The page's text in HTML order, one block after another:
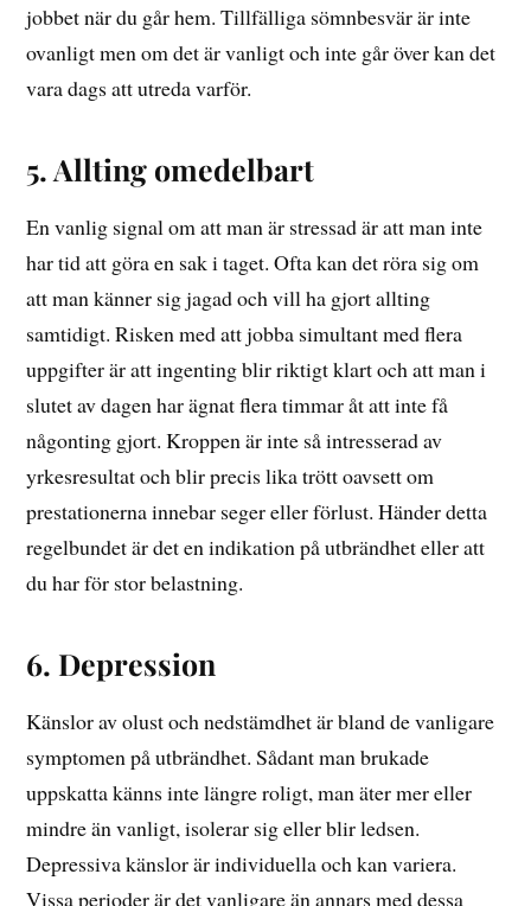
jobbet när du går hem. Tillfälliga sömnbesvär är inte
ovanligt men om det är vanligt och inte går över kan det
vara dags att utreda varför.
5. Allting omedelbart
En vanlig signal om att man är stressad är att man inte
har tid att göra en sak i taget. Ofta kan det röra sig om
att man känner sig jagad och vill ha gjort allting
samtidigt. Risken med att jobba simultant med flera
uppgifter är att ingenting blir riktigt klart och att man i
slutet av dagen har ägnat flera timmar åt att inte få
någonting gjort. Kroppen är inte så intresserad av
yrkesresultat och blir precis lika trött oavsett om
prestationerna innebar seger eller förlust. Händer detta
regelbundet är det en indikation på utbrändhet eller att
du har för stor belastning.
6. Depression
Känslor av olust och nedstämdhet är bland de vanligare
symptomen på utbrändhet. Sådant man brukade
uppskatta känns inte längre roligt, man äter mer eller
mindre än vanligt, isolerar sig eller blir ledsen.
Depressiva känslor är individuella och kan variera.
Vissa perioder är det vanligare än annars med dessa